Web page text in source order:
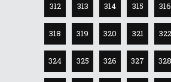
312 313 314 315 316
318 319 320 321 322
324 325 326 327 328